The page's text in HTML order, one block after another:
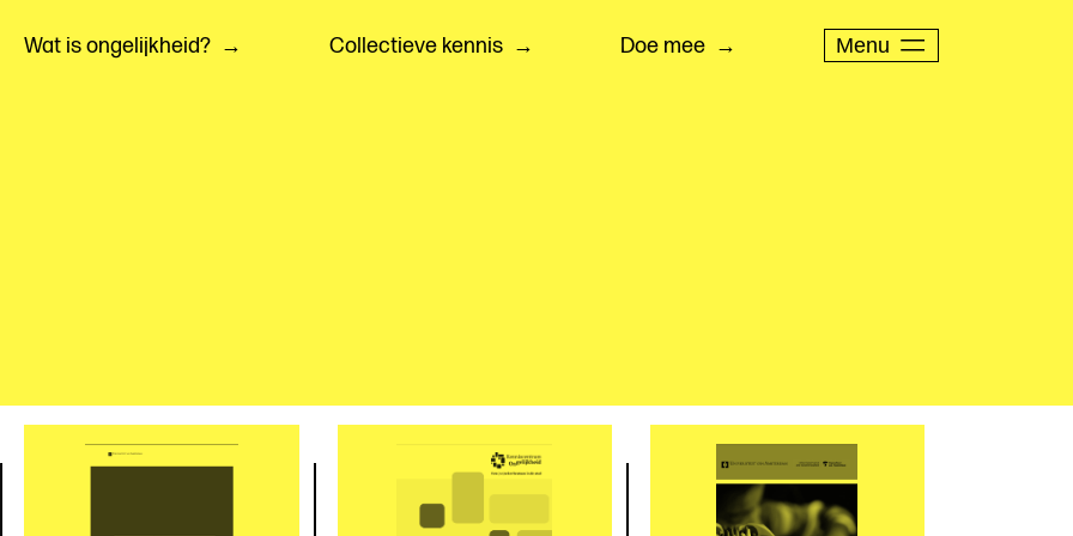
Wat is ongelijkheid? Collectieve kennis Doe mee Menu